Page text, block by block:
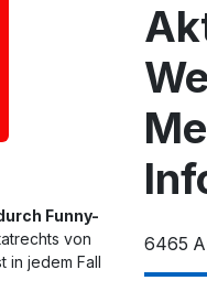
Funny-
von
in jedem Fall
6465